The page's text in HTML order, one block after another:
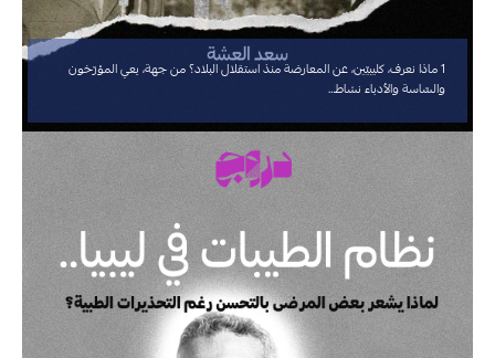
1 ماذا نعرف، كليبيّين، عن المعارضة منذ استقلال البلاد؟ من جهة، يعي المؤرّخون
والسّاسة والأدباء نشاط…